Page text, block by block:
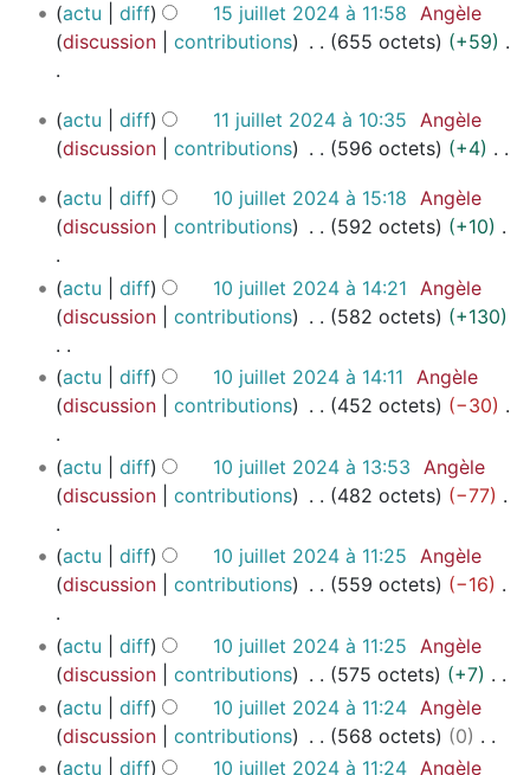
é
d
e
m
o
d
i
f
c
a
t
i
o
n
s
u
m
é
d
e
s
m
o
i
f
c
a
t
i
o
n
s
r
é
s
u
m
d
e
s
m
o
i
f
c
a
t
i
o
n
s
u
c
u
r
é
s
u
é
d
e
m
o
d
i
f
i
c
a
t
i
o
n
s
actu diff 15 juillet 2024 à 11:58 Angèle
discussion
contributions 655 octets +59
u
c
n
r
é
s
u
m
é
d
e
s
m
o
d
i
i
c
a
t
actu diff 11 juillet 2024 à 10:35 Angèle
discussion
contributions 596 octets
+4
u
c
u
n
r
é
s
u
é
d
s
m
o
i
f
i
c
actu diff 10 juillet 2024 à 15:18 Angèle
discussion
contributions 592 octets +10
A
u
u
n
é
s
u
m
é
d
e
s
m
o
d
i
actu diff 10 juillet 2024 à 14:21
Angèle
discussion
contributions 582 octets +130
A
u
u
n
r
é
s
u
m
é
d
e
s
m
actu diff 10 juillet 2024 à 14:11 Angèle
discussion
contributions 452 octets −30
A
u
u
n
é
s
u
m
é
actu diff 10 juillet 2024 à 13:53
Angèle
discussion
contributions 482 octets −77
A
u
u
n
r
é
s
actu diff 10 juillet 2024 à 11:25 Angèle
discussion
contributions 559 octets −16
A
u
c
u
n
actu diff 10 juillet 2024 à 11:25
Angèle
discussion
contributions 575 octets
+7
A
u
c
actu diff 10 juillet 2024 à 11:24
Angèle
discussion
contributions 568 octets
0
Aactu diff 10 juillet 2024 à 11:24 Angèle